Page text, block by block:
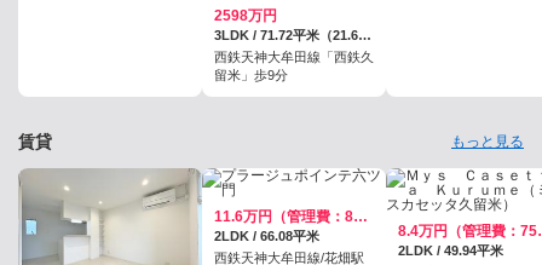
2598万円
3LDK / 71.72平米（21.69坪）（壁芯）
西鉄天神大牟田線「西鉄久
留米」歩9分
賃貸 もっと見る
11.6万円（管理費：8000円）
2LDK / 66.08平米
西鉄天神大牟田線/花畑駅
8.4
2LDK / 49.94平米